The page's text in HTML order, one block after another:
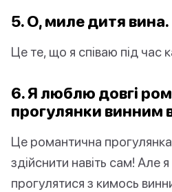
5. О, миле дитя вина.
Це те, що я співаю під час
6. Я люблю довгі
прогулянки винним
Це романтична
здійснити навіть сам! Але
прогулятися з кимось